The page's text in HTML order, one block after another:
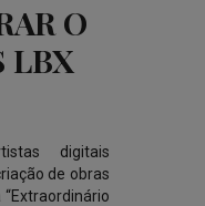
O
LBX
digitais
de obras